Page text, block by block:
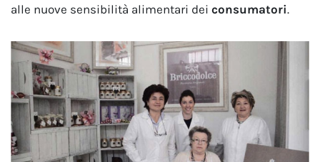
alle nuove sensibilità alimentari dei consumatori.